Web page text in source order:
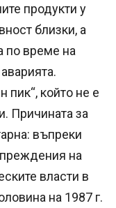
продукти у
близки, а
по време на
пик“, който не е
Причината за
въпреки
на
власти в
на 1987 г.